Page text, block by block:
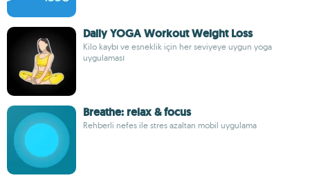
Daily YOGA Workout Weight Loss
Kilo kaybı ve esneklik için her seviyeye uygun yoga
uygulaması
Breathe: relax & focus
Rehberli nefes ile stres azaltan mobil uygulama